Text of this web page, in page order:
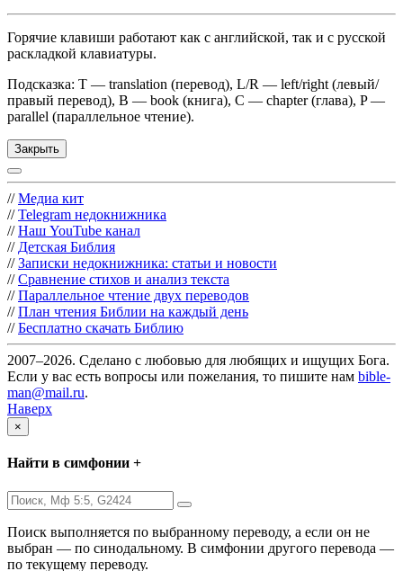
Горячие клавиши работают как с английской, так и с русской
раскладкой клавиатуры.
Подсказка: T — translation (перевод), L/R — left/right (левый/
правый перевод), B — book (книга), C — chapter (глава), P —
parallel (параллельное чтение).
Закрыть
// Медиа кит
// Telegram недокнижника
// Наш YouTube канал
// Детская Библия
// Записки недокнижника: статьи и новости
// Сравнение стихов и анализ текста
// Параллельное чтение двух переводов
// План чтения Библии на каждый день
// Бесплатно скачать Библию
2007–2026. Сделано с любовью для любящих и ищущих Бога.
Если у вас есть вопросы или пожелания, то пишите нам bible-
man@mail.ru.
Наверх
×
Найти в симфонии +
Поиск выполняется по выбранному переводу, а если он не
выбран — по синодальному. В симфонии другого перевода —
по текущему переводу.